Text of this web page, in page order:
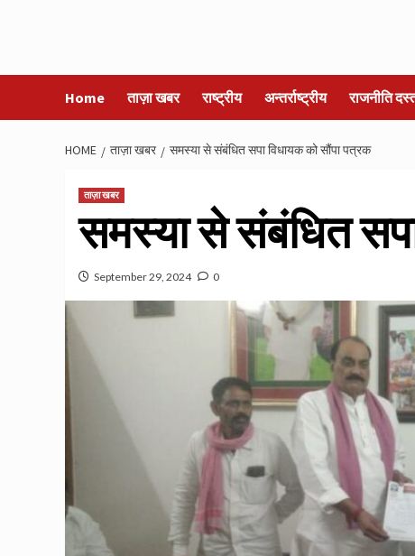
Home ताज़ा खबर राष्ट्रीय अन्तर्राष्ट्रीय राजनीति
HOME ताज़ा खबर समस्या से संबंधित सपा विधायक को सौंपा पत्रक
ताज़ा खबर
समस्या से संबंधित
September 29, 2024 0